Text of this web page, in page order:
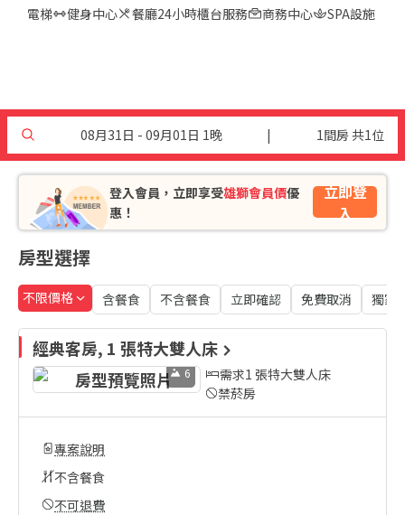
電梯
健身中心 餐廳24小時櫃台服務 商務中心 SPA設施
08月31日 - 09月01日 1晚 | 1間房 共1位
登入會員，立即享受雄獅會員價優
惠！
立即登
入
房型選擇
不限價格 含餐食 不含餐食 立即確認 免費取消 獨家
經典客房, 1 張特大雙人床
6
需求1 張特大雙人床
禁菸房
專案說明
不含餐食
不可退費